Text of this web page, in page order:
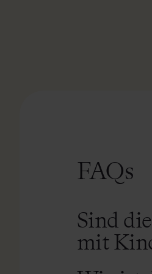
FAQs
Sind
mit